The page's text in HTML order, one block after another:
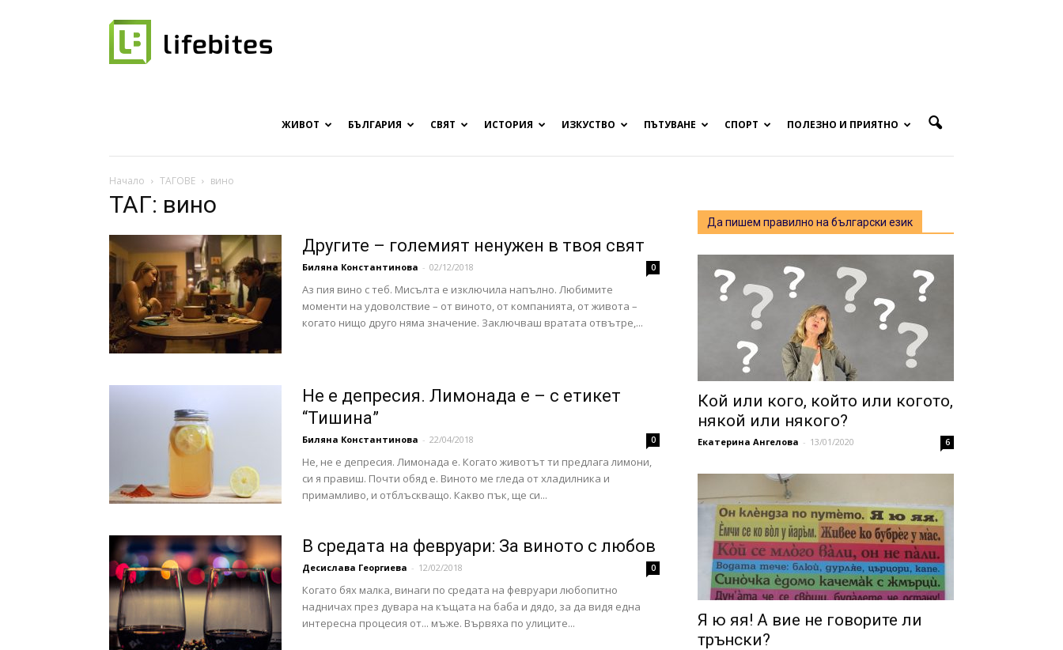
списание
на
живот
ЖИВОТ БЪЛГАРИЯ СВЯТ ИСТОРИЯ ИЗКУСТВО ПЪТУВАНЕ СПОРТ ПОЛЕЗНО И ПРИЯТНО
Начало ТАГОВЕ вино
ТАГ: вино
Другите – големият ненужен в твоя свят
Биляна Константинова - 02/12/2018 0
Аз пия вино с теб. Мисълта е изключила напълно. Любимите
моменти на удоволствие – от виното, от компанията, от живота –
когато нищо друго няма значение. Заключваш вратата отвътре,...
Не е депресия. Лимонада е – с етикет
“Тишина”
Биляна Константинова - 22/04/2018 0
Не, не е депресия. Лимонада е. Когато животът ти предлага лимони,
си я правиш. Почти обяд е. Виното ме гледа от хладилника и
примамливо, и отблъскващо. Какво пък, ще си...
В средата на февруари: За виното с любов
Десислава Георгиева - 12/02/2018 0
Когато бях малка, винаги по средата на февруари любопитно
надничах през дувара на къщата на баба и дядо, за да видя една
интересна процесия от... мъже. Вървяха по улиците...
Да пишем правилно на български език
Кой или кого, който или когото,
някой или някого?
Екатерина Ангелова - 13/01/2020 6
Я ю яя! А вие не говорите ли
трънски?